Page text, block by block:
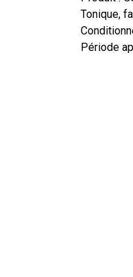
Tonique,
Période